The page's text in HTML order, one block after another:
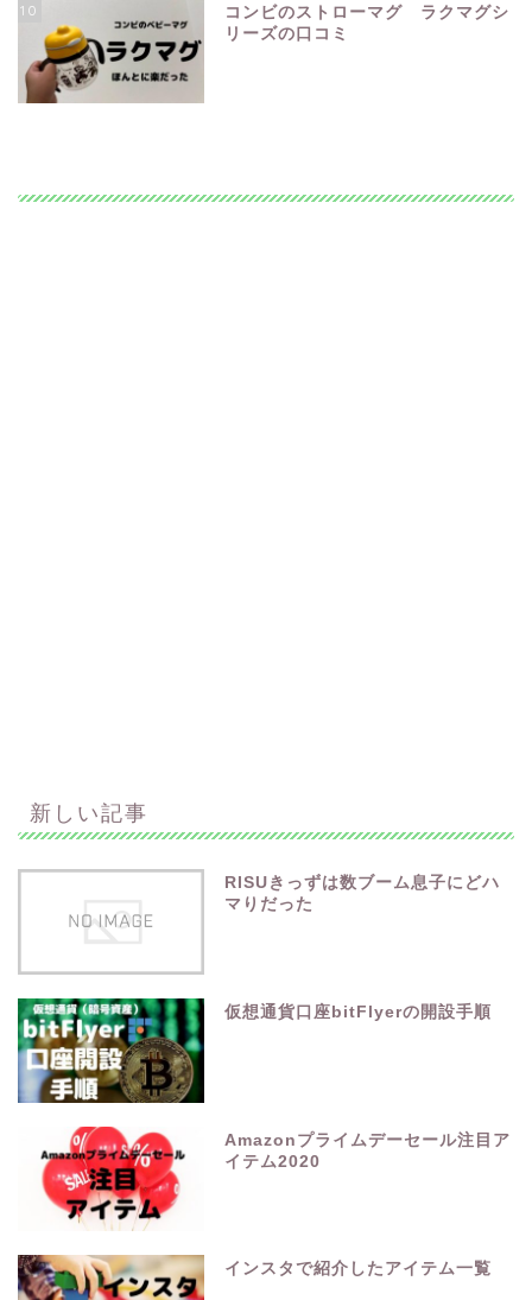
10
コンビのストローマグ ラクマグシ
リーズの口コミ
新しい記事
RISUきっずは数ブーム息子にどハ
マりだった
仮想通貨口座bitFlyerの開設手順
Amazonプライムデーセール注目ア
イテム2020
インスタで紹介したアイテム一覧